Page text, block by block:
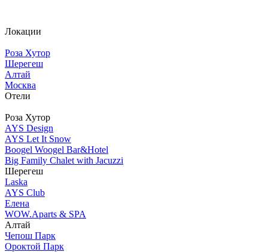
Локации
Роза Хутор
Шерегеш
Алтай
Москва
Отели
Роза Хутор
AYS Design
AYS Let It Snow
Boogel Woogel Bar&Hotel
Big Family Chalet with Jacuzzi
Шерегеш
Laska
AYS Club
Елена
WOW.Aparts & SPA
Алтай
Чепош Парк
Ороктой Парк